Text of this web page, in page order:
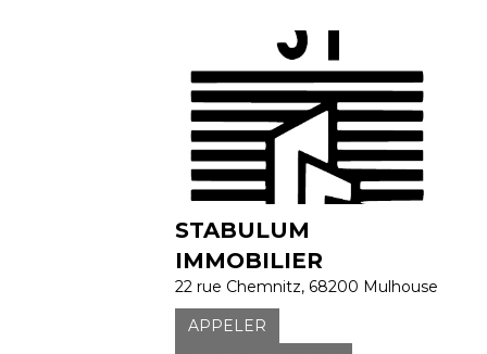
STABULUM
IMMOBILIER
22 rue Chemnitz, 68200 Mulhouse
APPELER